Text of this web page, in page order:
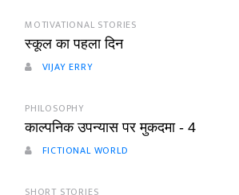
MOTIVATIONAL STORIES
स्कूल का पहला दिन
VIJAY ERRY
PHILOSOPHY
काल्पनिक उपन्यास पर मुकदमा - 4
FICTIONAL WORLD
SHORT STORIES